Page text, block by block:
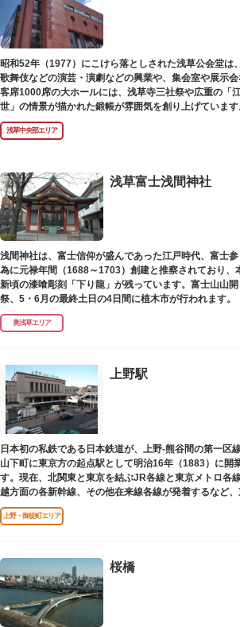
昭和52年（1977）にこけら落としされた浅草公会堂は
歌舞伎などの演芸・演劇などの興業や、集会室や展示会
客席1000席の大ホールには、浅草寺三社祭や広重の「
世」の情景が描かれた鍛帳が雰囲気を創り上げています
浅草中央部エリア
浅草富士浅間神社
浅間神社は、富士信仰が盛んであった江戸時代、富士
為に元禄年間（1688～1703）創建と推察されており、
新頃の漆喰彫刻「下り龍」が残っています。富士山山
祭、5・6月の最終土日の4日間に植木市が行われます。
奥浅草エリア
上野駅
日本初の私鉄である日本鉄道が、上野-熊谷間の第一区
山下町に東京方の起点駅として明治16年（1883）に開
す。現在、北関東と東京を結ぶJR各線と東京メトロ各
越方面の各新幹線、その他在来線各線が発着するなど
口」として機能しています。
上野・御徒町エリア
桜橋